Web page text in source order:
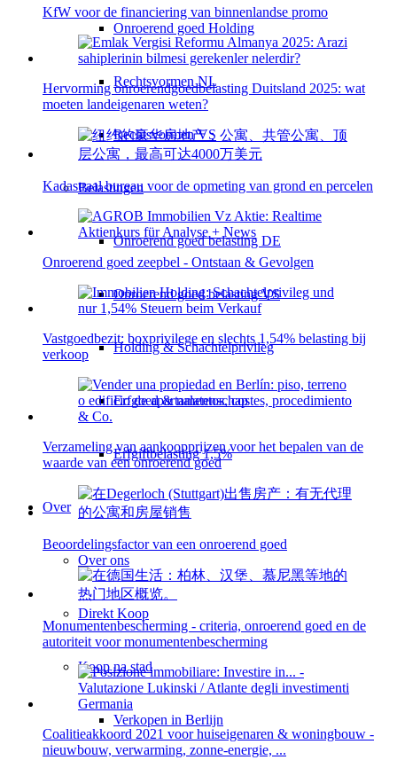
Onroerend goed Holding
Rechtsvormen NL
Rechtsvormen VS
Belastingen
Onroerend goed belasting DE
Onroerend goed belasting VS
Holding & Schachtelprivileg
Erfgoed & nalatenschap
Erfgiftbelasting 1,5%
Over
Over ons
Direkt Koop
Koop na stad
Verkopen in Berlijn
KfW voor de financiering van binnenlandse promo
Hervorming onroerendgoedbelasting Duitsland 2025: wat
moeten landeigenaren weten?
Kadastraal bureau voor de opmeting van grond en percelen
Onroerend goed zeepbel - Ontstaan & Gevolgen
Vastgoedbezit: boxprivilege en slechts 1,54% belasting bij
verkoop
Verzameling van aankoopprijzen voor het bepalen van de
waarde van een onroerend goed
Beoordelingsfactor van een onroerend goed
Monumentenbescherming - criteria, onroerend goed en de
autoriteit voor monumentenbescherming
Coalitieakkoord 2021 voor huiseigenaren & woningbouw -
nieuwbouw, verwarming, zonne-energie, ...